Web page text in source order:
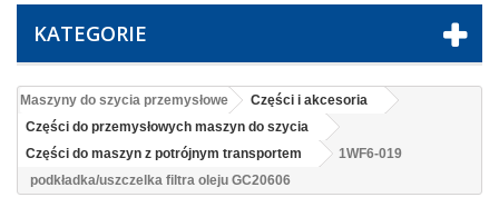
KATEGORIE
Maszyny do szycia przemysłowe
Części i akcesoria
Części do przemysłowych maszyn do szycia
Części do maszyn z potrójnym transportem
1WF6-019
podkładka/uszczelka filtra oleju GC20606